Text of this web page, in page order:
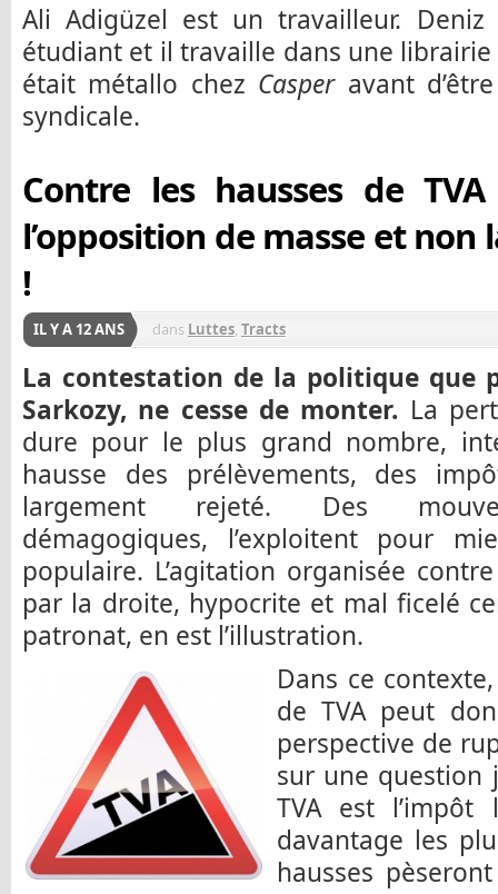
Ali Adigüzel est un travailleur.
étudiant et il travaille dans une librairie
était métallo chez Casperavant
syndicale.
Contre les hausses de
l’opposition de masse et
!
IL Y A 12 ANS dans Luttes Tracts
La contestation de la politique que
Sarkozy, ne cesse de monter. La
dure pour le plus grand nombre,
hausse des prélèvements, des
largement rejeté. Des
démagogiques, l’exploitent pour
populaire. L’agitation organisée
par la droite, hypocrite et mal ficelé
patronat, en est l’illustration.
Dans ce
de TVA peut
perspective de
sur une question
TVA est
davantage les
hausses